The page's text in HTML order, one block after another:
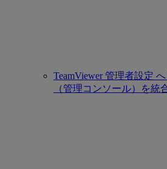
TeamViewer 管理者設定 へ
（管理コンソール）を統